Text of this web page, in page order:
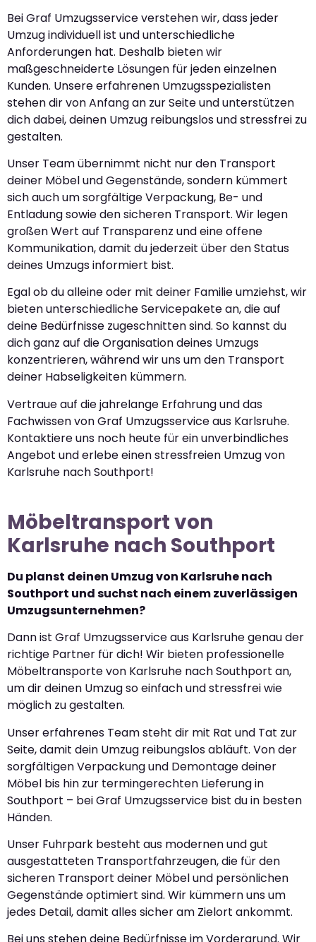
Bei Graf Umzugsservice verstehen wir, dass jeder
Umzug individuell ist und unterschiedliche
Anforderungen hat. Deshalb bieten wir
maßgeschneiderte Lösungen für jeden einzelnen
Kunden. Unsere erfahrenen Umzugsspezialisten
stehen dir von Anfang an zur Seite und unterstützen
dich dabei, deinen Umzug reibungslos und stressfrei zu
gestalten.
Unser Team übernimmt nicht nur den Transport
deiner Möbel und Gegenstände, sondern kümmert
sich auch um sorgfältige Verpackung, Be- und
Entladung sowie den sicheren Transport. Wir legen
großen Wert auf Transparenz und eine offene
Kommunikation, damit du jederzeit über den Status
deines Umzugs informiert bist.
Egal ob du alleine oder mit deiner Familie umziehst, wir
bieten unterschiedliche Servicepakete an, die auf
deine Bedürfnisse zugeschnitten sind. So kannst du
dich ganz auf die Organisation deines Umzugs
konzentrieren, während wir uns um den Transport
deiner Habseligkeiten kümmern.
Vertraue auf die jahrelange Erfahrung und das
Fachwissen von Graf Umzugsservice aus Karlsruhe.
Kontaktiere uns noch heute für ein unverbindliches
Angebot und erlebe einen stressfreien Umzug von
Karlsruhe nach Southport!
Möbeltransport von
Karlsruhe nach Southport
Du planst deinen Umzug von Karlsruhe nach
Southport und suchst nach einem zuverlässigen
Umzugsunternehmen?
Dann ist Graf Umzugsservice aus Karlsruhe genau der
richtige Partner für dich! Wir bieten professionelle
Möbeltransporte von Karlsruhe nach Southport an,
um dir deinen Umzug so einfach und stressfrei wie
möglich zu gestalten.
Unser erfahrenes Team steht dir mit Rat und Tat zur
Seite, damit dein Umzug reibungslos abläuft. Von der
sorgfältigen Verpackung und Demontage deiner
Möbel bis hin zur termingerechten Lieferung in
Southport – bei Graf Umzugsservice bist du in besten
Händen.
Unser Fuhrpark besteht aus modernen und gut
ausgestatteten Transportfahrzeugen, die für den
sicheren Transport deiner Möbel und persönlichen
Gegenstände optimiert sind. Wir kümmern uns um
jedes Detail, damit alles sicher am Zielort ankommt.